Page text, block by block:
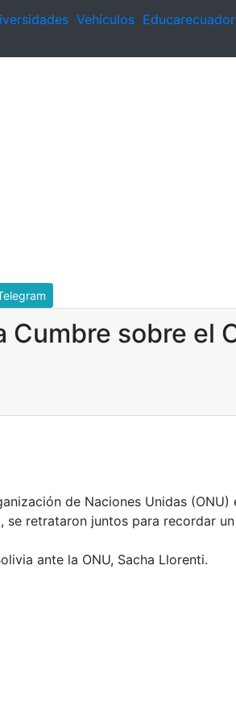
Vehículos Educarecuador
Cumbre sobre el
de Naciones Unidas (ONU)
retrataron juntos para recordar
ante la ONU, Sacha Llorenti.